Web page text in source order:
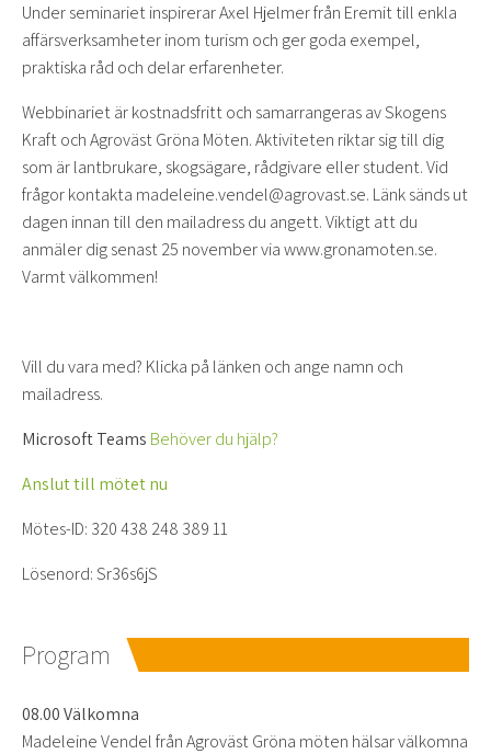
Under seminariet inspirerar Axel Hjelmer från Eremit till enkla
affärsverksamheter inom turism och ger goda exempel,
praktiska råd och delar erfarenheter.
Webbinariet är kostnadsfritt och samarrangeras av Skogens
Kraft och Agroväst Gröna Möten. Aktiviteten riktar sig till dig
som är lantbrukare, skogsägare, rådgivare eller student. Vid
frågor kontakta madeleine.vendel@agrovast.se. Länk sänds ut
dagen innan till den mailadress du angett. Viktigt att du
anmäler dig senast 25 november via www.gronamoten.se.
Varmt välkommen!
Vill du vara med? Klicka på länken och ange namn och
mailadress.
Microsoft Teams Behöver du hjälp?
Anslut till mötet nu
Mötes-ID: 320 438 248 389 11
Lösenord: Sr36s6jS
Program
08.00 Välkomna
Madeleine Vendel från Agroväst Gröna möten hälsar välkomna